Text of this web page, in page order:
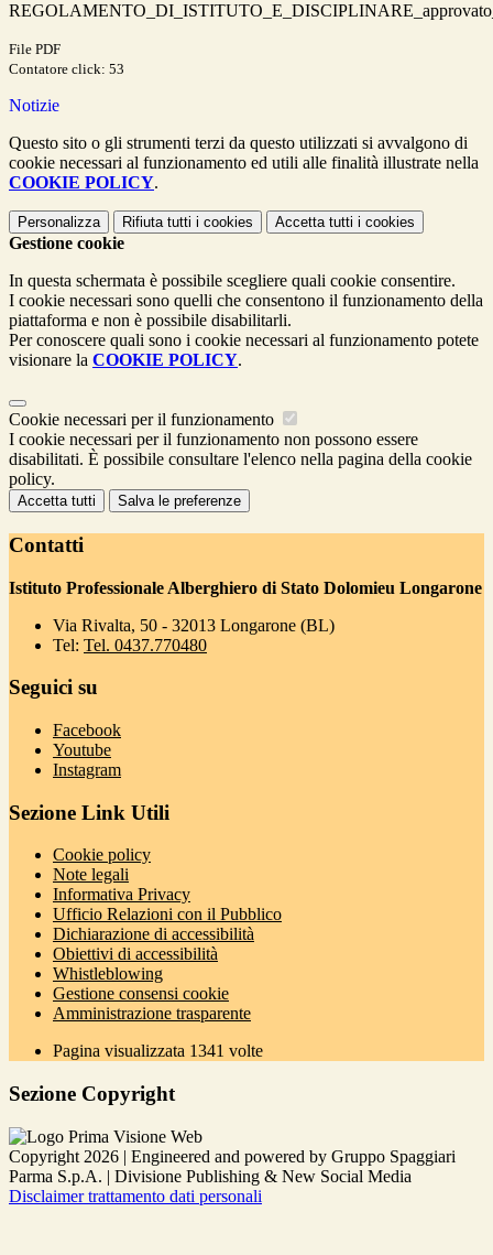
File PDF
Contatore click: 53
Notizie
Questo sito o gli strumenti terzi da questo utilizzati si avvalgono di
cookie necessari al funzionamento ed utili alle finalità illustrate nella
COOKIE POLICY.
Personalizza Rifiuta tutti i cookies Accetta tutti i cookies
Gestione cookie
In questa schermata è possibile scegliere quali cookie consentire.
I cookie necessari sono quelli che consentono il funzionamento della
piattaforma e non è possibile disabilitarli.
Per conoscere quali sono i cookie necessari al funzionamento potete
visionare la COOKIE POLICY.
Cookie necessari per il funzionamento
I cookie necessari per il funzionamento non possono essere
disabilitati. È possibile consultare l'elenco nella pagina della cookie
policy.
Accetta tutti Salva le preferenze
Contatti
Istituto Professionale Alberghiero di Stato Dolomieu Longarone
Via Rivalta, 50 - 32013 Longarone (BL)
Tel: Tel. 0437.770480
Seguici su
Facebook
Youtube
Instagram
Sezione Link Utili
Cookie policy
Note legali
Informativa Privacy
Ufficio Relazioni con il Pubblico
Dichiarazione di accessibilità
Obiettivi di accessibilità
Whistleblowing
Gestione consensi cookie
Amministrazione trasparente
Pagina visualizzata 1341 volte
Sezione Copyright
Copyright 2026 | Engineered and powered by Gruppo Spaggiari
Parma S.p.A. | Divisione Publishing & New Social Media
Disclaimer trattamento dati personali